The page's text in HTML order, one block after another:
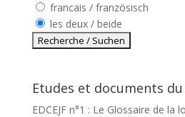
francais / französisch
les deux / beide
Etudes et documents du
EDCEJF n°1 : Le Glossaire de la